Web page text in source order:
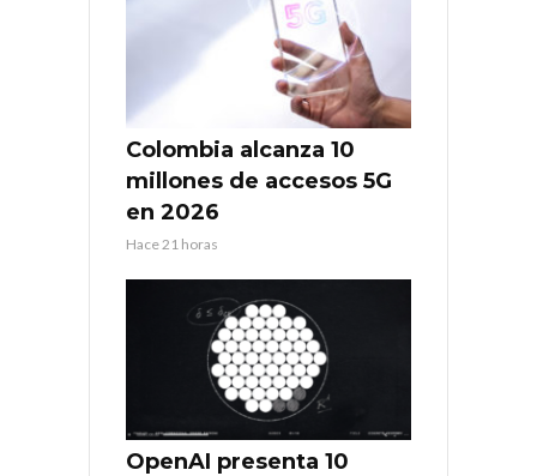
Colombia alcanza 10
millones de accesos 5G
en 2026
Hace 21 horas
OpenAI presenta 10